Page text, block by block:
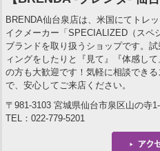
BRENDA仙台泉店は、米国にてトレ
イクメーカー「SPECIALIZED（スペ
ブランドを取り扱うショップです。
ィングをしたりと『見て』『体感し
の方も大歓迎です！気軽に相談でき
で、安心してご来店ください。
〒981-3103 宮城県仙台市泉区山の寺
TEL：022-779-5201